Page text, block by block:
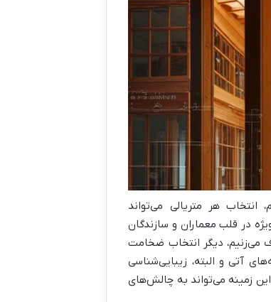
انتخاب هر متریالی می‌تواند
در قلب معماران و سازندگان
می‌زنیم، دیگر انتخاب ضخامت
آتی و البته، زیبایی‌شناسی
زمینه می‌تواند به چالش‌های